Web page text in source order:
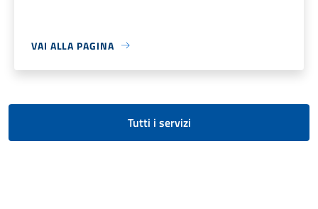
VAI ALLA PAGINA
Tutti i servizi